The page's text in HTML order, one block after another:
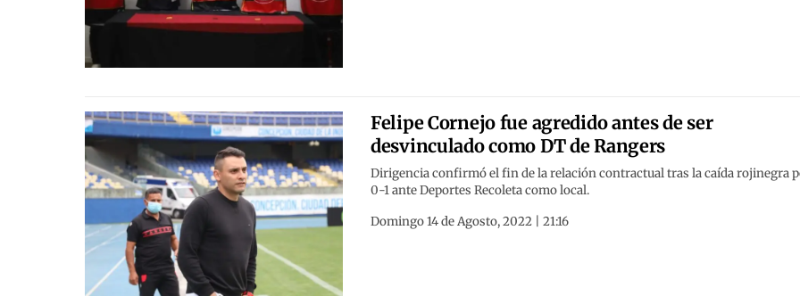
Felipe Cornejo fue agredido antes de ser
desvinculado como DT de Rangers
Dirigencia confirmó el fin de la relación contractual tras la caída rojinegra
0-1 ante Deportes Recoleta como local.
Domingo 14 de Agosto, 2022 | 21:16